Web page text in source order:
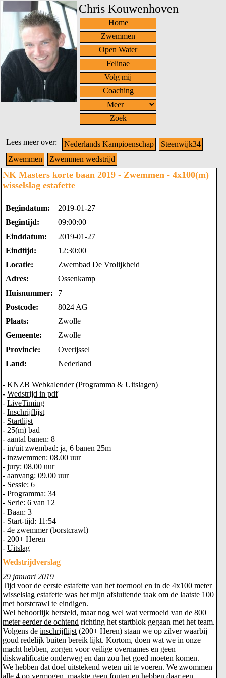
Chris Kouwenhoven
Home
Zwemmen
Open Water
Felinae
Volg mij
Coaching
Zoek
Lees meer over: Nederlands Kampioenschap
Steenwijk34
Zwemmen
Zwemmen wedstrijd
NK Masters korte baan 2019 - Zwemmen - 4x100(m)
wisselslag estafette
Begindatum:
2019-01-27
Begintijd:
09:00:00
Einddatum:
2019-01-27
Eindtijd:
12:30:00
Locatie:
Zwembad De Vrolijkheid
Adres:
Ossenkamp
Huisnummer:
7
Postcode:
8024 AG
Plaats:
Zwolle
Gemeente:
Zwolle
Provincie:
Overijssel
Land:
Nederland
- KNZB Webkalender(Programma & Uitslagen)
- Wedstrijd in pdf
- LiveTiming
- Inschrijflijst
- Startlijst
- 25(m) bad
- aantal banen: 8
- in/uit zwembad: ja, 6 banen 25m
- inzwemmen: 08.00 uur
- jury: 08.00 uur
- aanvang: 09.00 uur
- Sessie: 6
- Programma: 34
- Serie: 6 van 12
- Baan: 3
- Start-tijd: 11:54
- 4e zwemmer (borstcrawl)
- 200+ Heren
- Uitslag
Wedstrijdverslag
29 januari 2019
Tijd voor de eerste estafette van het toernooi en in de 4x100 meter
wisselslag estafette was het mijn afsluitende taak om de laatste 100
met borstcrawl te eindigen.
Wel behoorlijk hersteld, maar nog wel wat vermoeid van de 800
meter eerder de ochtend richting het startblok gegaan met het team.
Volgens de inschrijflijst (200+ Heren) staan we op zilver waarbij
goud redelijk buiten bereik lijkt. Kortom, doen wat we in onze
macht hebben, zorgen voor veilige overnames en geen
diskwalificatie onderweg en dan zou het goed moeten komen.
We hebben dat doel uitstekend weten uit te voeren. We zwommen
alle 4 op vermogen, maakte geen fouten en hebben daar een